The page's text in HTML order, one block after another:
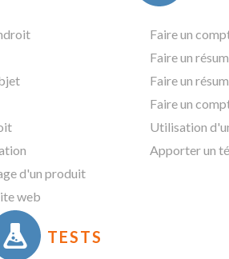
d'un produit
web
Faire un
Faire un
Faire un
Faire un
Utilisation
Apporter un
TESTS